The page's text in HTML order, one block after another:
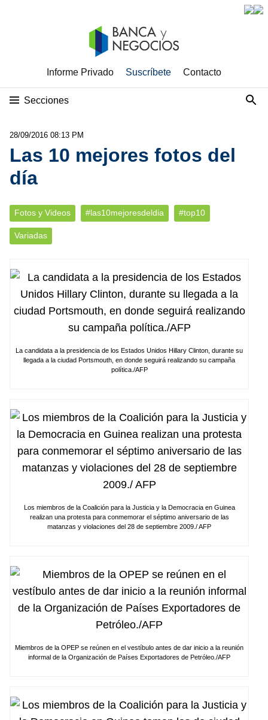
Informe Privado Suscríbete Contacto
Secciones
28/09/2016 08:13 PM
Las 10 mejores fotos del
día
Fotos y Videos #las10mejoresdeldia #top10
Variadas
La candidata a la presidencia de los Estados Unidos Hillary Clinton, durante su
llegada a la ciudad Portsmouth, en donde seguirá realizando su campaña
política./AFP
Los miembros de la Coalición para la Justicia y la Democracia en Guinea
realizan una protesta para conmemorar el séptimo aniversario de las
matanzas y violaciones del 28 de septiembre 2009./ AFP
Miembros de la OPEP se reúnen en el vestíbulo antes de dar inicio a la reunión
informal de la Organización de Países Exportadores de Petróleo./AFP